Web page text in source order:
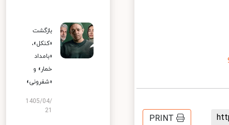
PRINT
بازگشت
«کنکل»،
«بامداد
خمار» و
«شفرونی»
1405/04/